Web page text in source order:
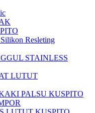
Resleting
STAINLESS
LUTUT
PALSU KUSPITO